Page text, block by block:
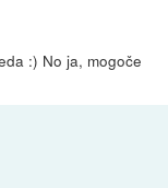
:) No ja, mogoče